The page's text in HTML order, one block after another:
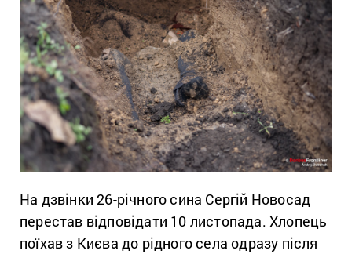
На дзвінки 26-річного сина Сергій Новосад
перестав відповідати 10 листопада. Хлопець
поїхав з Києва до рідного села одразу після